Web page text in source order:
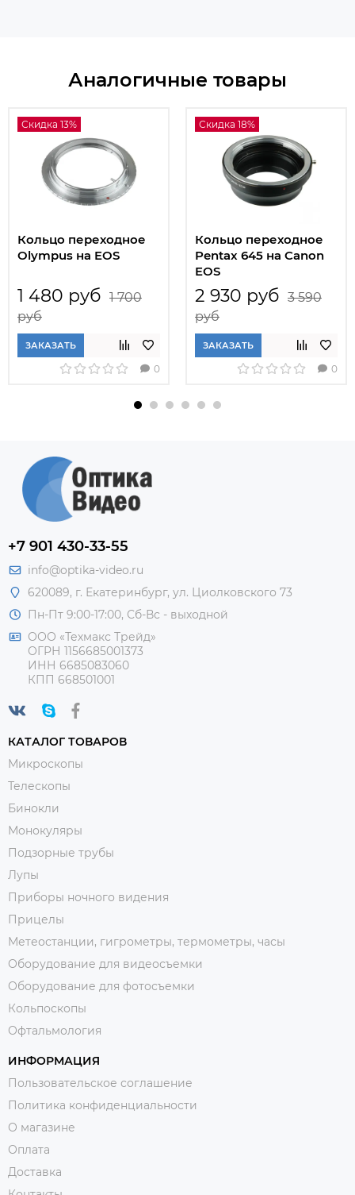
Аналогичные товары
Скидка 13%
Кольцо переходное
Olympus на EOS
1 480 руб 1 700
руб
ЗАКАЗАТЬ
0
Скидка 18%
Кольцо переходное
Pentax 645 на Canon
EOS
2 930 руб 3 590
руб
ЗАКАЗАТЬ
0
+7 901 430-33-55
info@optika-video.ru
620089, г. Екатеринбург, ул. Циолковского 73
Пн-Пт 9:00-17:00, Сб-Вс - выходной
ООО «Техмакс Трейд»
ОГРН 1156685001373
ИНН 6685083060
КПП 668501001
КАТАЛОГ ТОВАРОВ
Микроскопы
Телескопы
Бинокли
Монокуляры
Подзорные трубы
Лупы
Приборы ночного видения
Прицелы
Метеостанции, гигрометры, термометры, часы
Оборудование для видеосъемки
Оборудование для фотосъемки
Кольпоскопы
Офтальмология
ИНФОРМАЦИЯ
Пользовательское соглашение
Политика конфиденциальности
О магазине
Оплата
Доставка